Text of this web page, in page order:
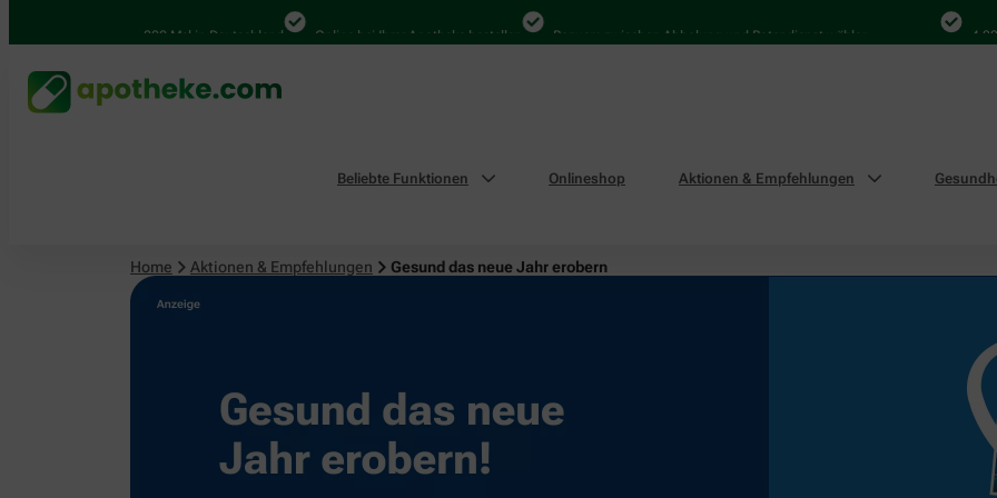
4.000 Mal in Deutschland Online bei Ihrer Apotheke bestellen Bequem zwischen Abholung und Botendienst wählen 4.000
Beliebte Funktionen Onlineshop Aktionen & Empfehlungen
Home Aktionen & Empfehlungen Gesund das neue Jahr erobern